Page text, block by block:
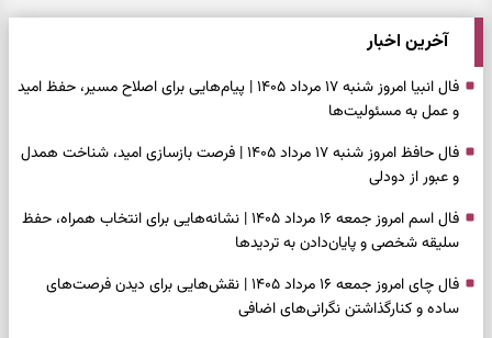
آخرین اخبار
فال انبیا امروز شنبه ۱۷ مرداد ۱۴۰۵ | پیام‌هایی برای اصلاح مسیر، حفظ امید
و عمل به مسئولیت‌ها
فال حافظ امروز شنبه ۱۷ مرداد ۱۴۰۵ | فرصت بازسازی امید، شناخت همدل
و عبور از دودلی
فال اسم امروز جمعه ۱۶ مرداد ۱۴۰۵ | نشانه‌هایی برای انتخاب همراه، حفظ
سلیقه شخصی و پایان‌دادن به تردیدها
فال چای امروز جمعه ۱۶ مرداد ۱۴۰۵ | نقش‌هایی برای دیدن فرصت‌های
ساده و کنارگذاشتن نگرانی‌های اضافی